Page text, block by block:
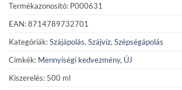
Termékazonosító: P000631
EAN: 8714789732701
Kategóriák:Szájápolás, Szájvíz, Szépségápolás
Címkék: Mennyiségi kedvezmény, ÚJ
Kiszerelés: 500 ml